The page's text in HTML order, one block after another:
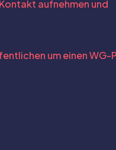
aufnehmen und
um einen WG-